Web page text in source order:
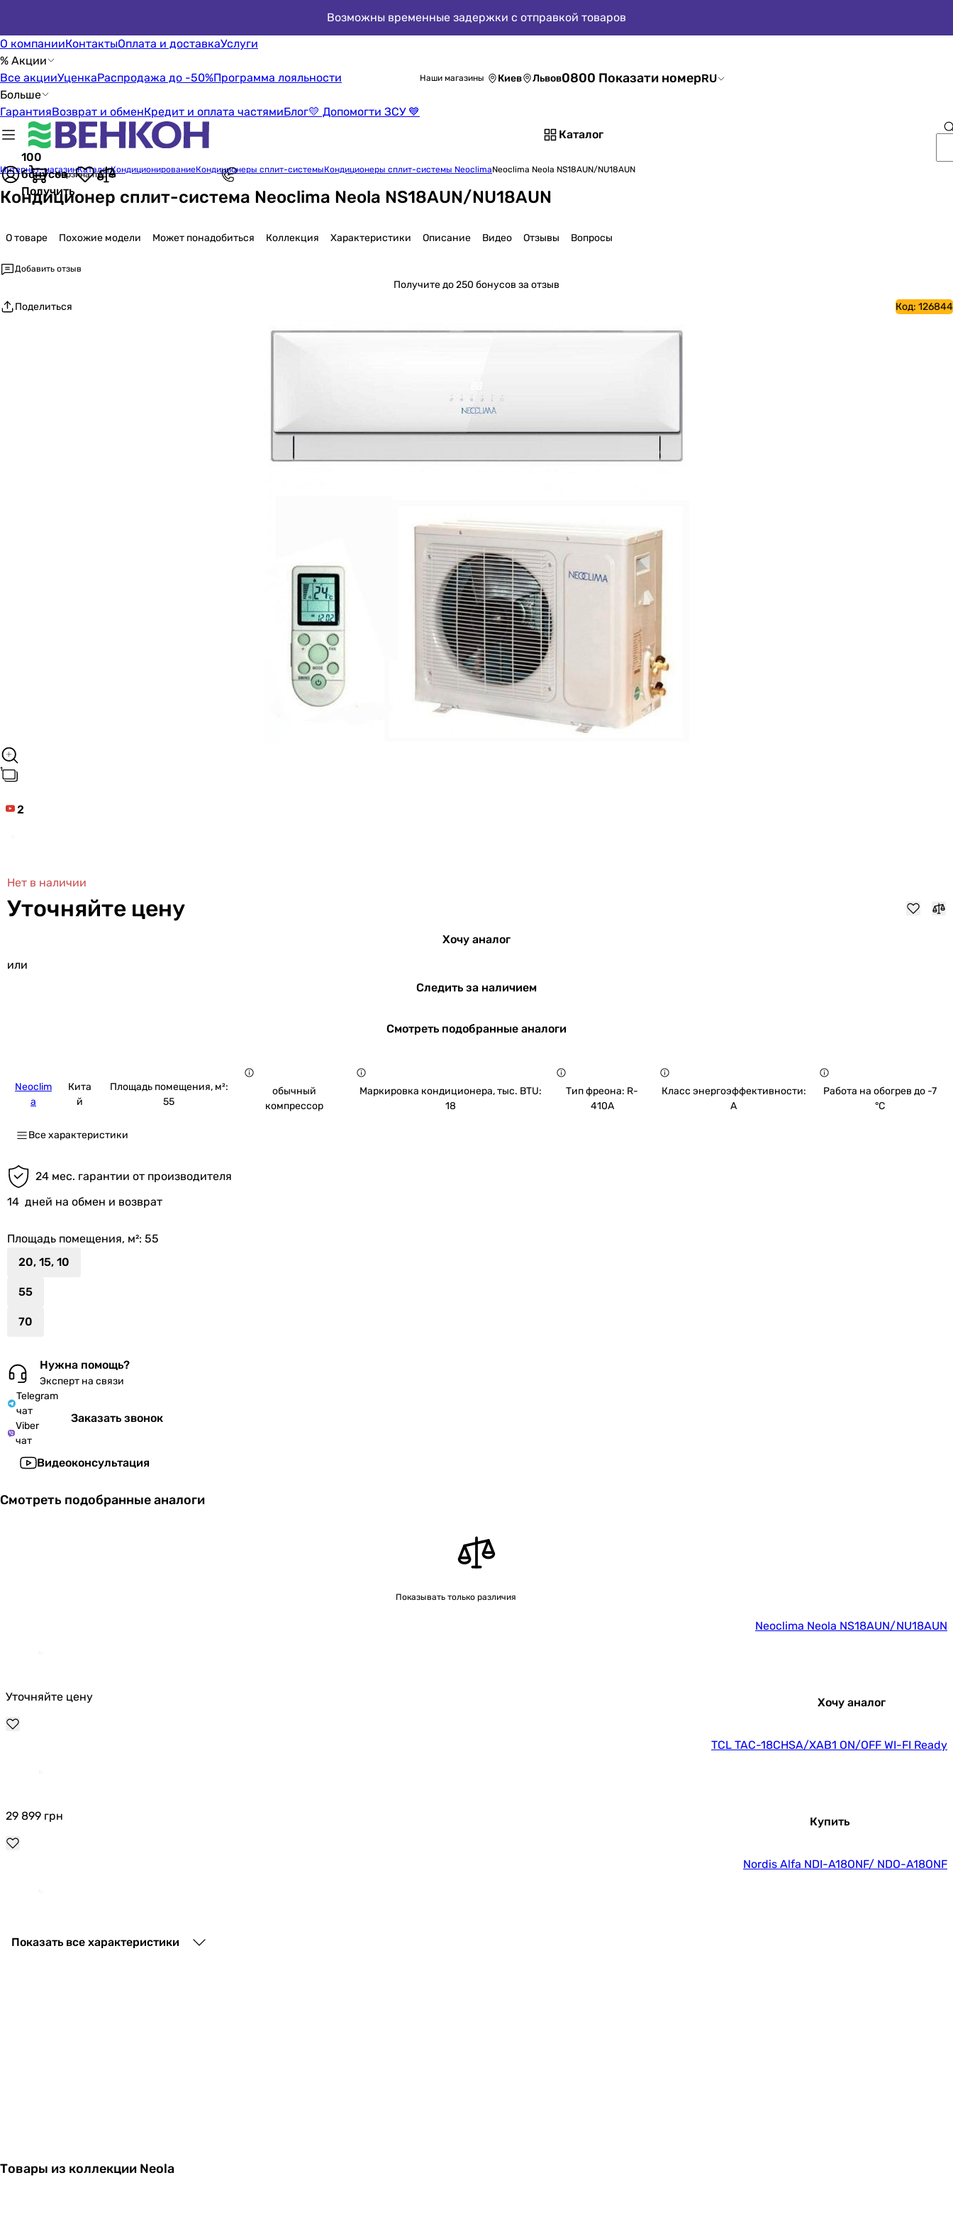
Возможны временные задержки с отправкой товаров
О компанииКонтактыОплата и доставкаУслуги
% Акции
Все акцииУценкаРаспродажа до -50%Программа лояльности
Больше
ГарантияВозврат и обменКредит и оплата частямиБлог💛 Допомогти ЗСУ 💙
Наши магазины Киев Львов0800 Показати номерRU
Каталог
100
бонусов
Получить
Корзина пуста
Интернет-магазинКаталогКондиционированиеКондиционеры сплит-системыКондиционеры сплит-системы NeoclimaNeoclima Neola NS18AUN/NU18AUN
Кондиционер сплит-система Neoclima Neola NS18AUN/NU18AUN
О товаре Похожие модели Может понадобиться Коллекция Характеристики Описание Видео Отзывы Вопросы
Добавить отзыв
Получитедо 250 бонусов за отзыв
Поделиться
Код: 126844
2
Нет в наличии
Уточняйте цену
Хочу аналог
или
Следить за наличием
Смотреть подобранные аналоги
Neoclim
a
Кита
й
Площадь помещения, м²:
55
обычный
компрессор
Маркировка кондиционера, тыс. BTU:
18
Тип фреона: R-
410A
Класс энергоэффективности:
A
Работа на обогрев до -7
°C
Все характеристики
24 мес. гарантии от производителя
14 дней на обмен и возврат
Площадь помещения, м²: 55
20, 15, 10
55
70
Нужна помощь?
Эксперт на связи
Telegram
чат
Viber
чат
Заказать звонок
Видеоконсультация
Смотреть подобранные аналоги
Показывать только различия
Neoclima Neola NS18AUN/NU18AUN
Уточняйте цену Хочу аналог
TCL TAC-18CHSA/XAB1 ON/OFF WI-FI Ready
29 899 грн Купить
Nordis Alfa NDI-A18ONF/ NDO-A18ONF
27 590
36 899грн
Показать все характеристики
Товары из коллекции Neola